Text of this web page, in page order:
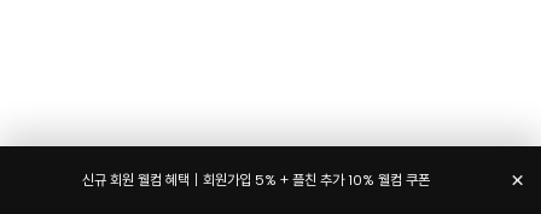
신규 회원 웰컴 혜택｜회원가입 5% + 플친 추가 10% 웰컴 쿠폰 ×